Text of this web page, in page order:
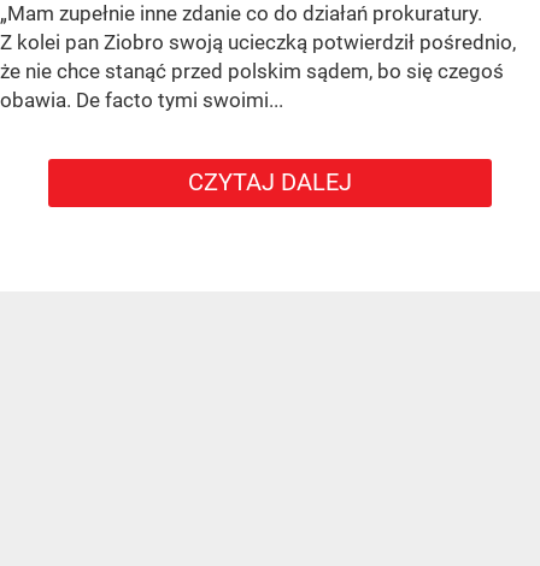
„Mam zupełnie inne zdanie co do działań prokuratury.
Z kolei pan Ziobro swoją ucieczką potwierdził pośrednio,
że nie chce stanąć przed polskim sądem, bo się czegoś
obawia. De facto tymi swoimi...
CZYTAJ DALEJ